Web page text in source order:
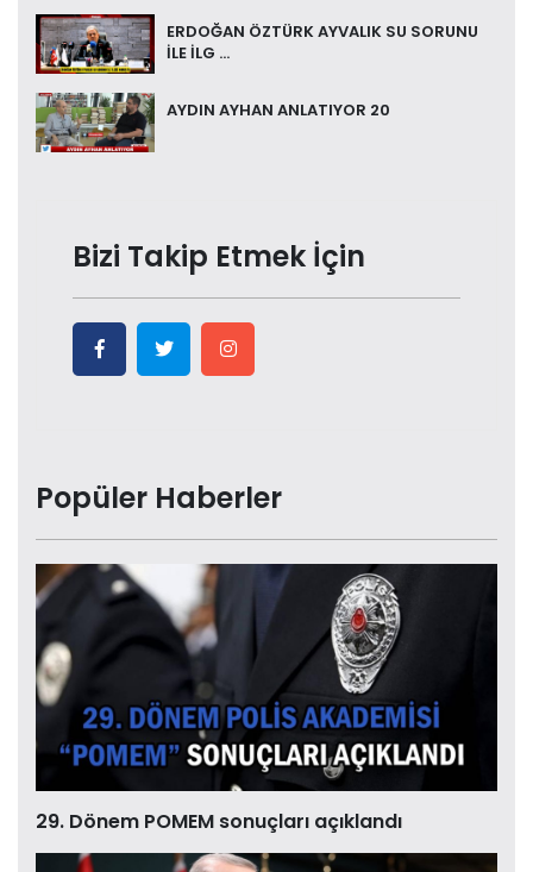
ERDOĞAN ÖZTÜRK AYVALIK SU SORUNU
İLE İLG ...
AYDIN AYHAN ANLATIYOR 20
Bizi Takip Etmek İçin
Popüler Haberler
29. Dönem POMEM sonuçları açıklandı